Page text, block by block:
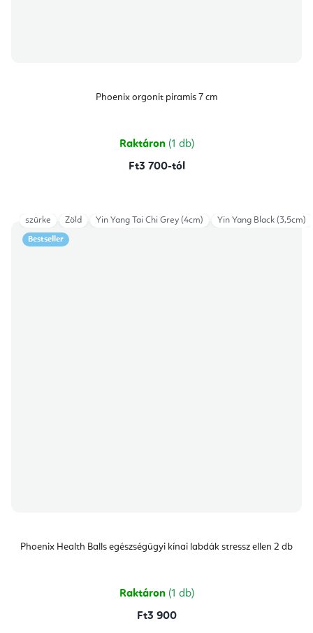
Phoenix orgonit piramis 7 cm
Raktáron (1 db)
Ft3 700-tól
Bestseller
Phoenix Health Balls egészségügyi kínai labdák stressz ellen 2 db
Raktáron (1 db)
Ft3 900
szürke Zöld Yin Yang Tai Chi Grey (4cm) Yin Yang Black (3,5cm)